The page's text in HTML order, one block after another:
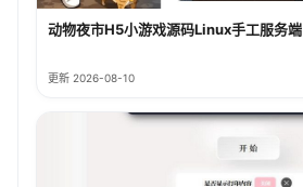
动物夜市H5小游戏源码Linux手工服务端
更新 2026-08-10